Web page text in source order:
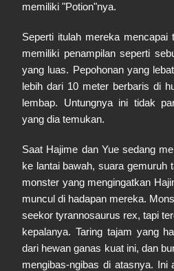
memiliki "Potion"nya.
Seperti itulah mereka mencapai
memiliki penampilan seperti
yang luas. Pepohonan yang
lebih dari 10 meter berbaris di
lembap. Untungnya ini tidak
yang dia temukan.
Saat Hajime dan Yue sedang
ke lantai bawah, suara gemuruh
monster yang mengingatkan
muncul di hadapan mereka.
seekor tyrannosaurus rex, tapi
kepalanya. Taring tajam yang
dari hewan ganas kuat ini, dan
mengibas-ngibas di atasnya. Ini